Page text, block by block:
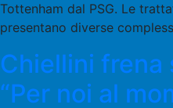
Tottenham dal PSG. Le
presentano diverse
Chiellini frena
“Per noi al